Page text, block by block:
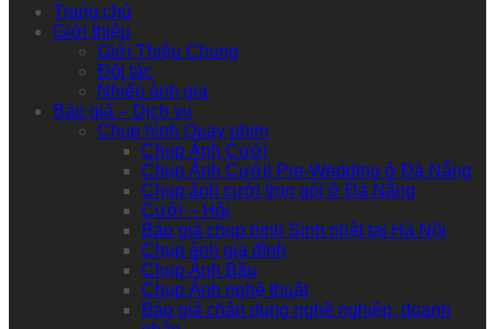
Trang chủ
Giới thiệu
Giới Thiệu Chung
Đối tác
Nhiếp ảnh gia
Báo giá – Dịch vụ
Chụp hình Quay phim
Chụp Ảnh Cưới
Chụp Ảnh Cưới| Pre-Wedding ở Đà Nẵng
Chụp ảnh cưới trọn gói ở Đà Nẵng
Cưới – Hỏi
Báo giá chụp hình Sinh nhật tại Hà Nội
Chụp ảnh gia đình
Chụp Ảnh Bầu
Chụp Ảnh nghệ thuật
Báo giá chân dung nghề nghiệp, doanh